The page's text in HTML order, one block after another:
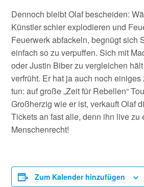
Dennoch bleibt Olaf bescheiden:
Künstler schier explodieren und
Feuerwerk abfackeln, begnügt sich
einfach so zu verpuffen. Sich mit
oder Justin Biber zu vergleichen
verfrüht. Er hat ja auch noch einiges
tun: auf große „Zeit für Rebellen“
Großherzig wie er ist, verkauft Olaf
Tickets an fast alle, denn ihn live zu
Menschenrecht!
Zum Kalender hinzufügen